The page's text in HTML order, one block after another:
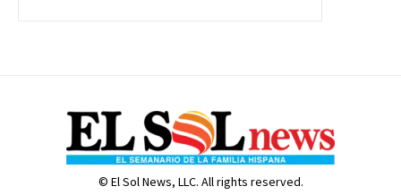
© El Sol News, LLC. All rights reserved.